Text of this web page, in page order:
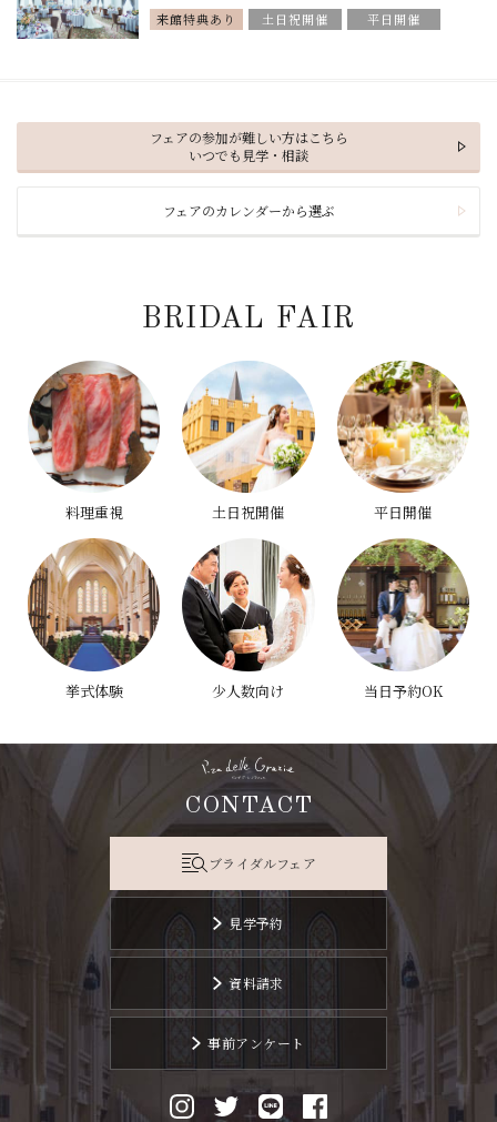
来館特典あり 土日祝開催
平日開催
フェアの参加が難しい方はこちら
いつでも見学・相談
フェアのカレンダーから選ぶ
BRIDAL FAIR
料理重視 土日祝開催 平日開催
挙式体験 少人数向け 当日予約OK
CONTACT
ブライダルフェア
見学予約
資料請求
事前アンケート